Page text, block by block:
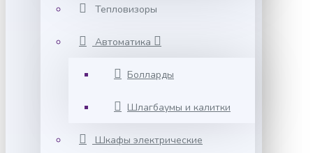
Тепловизоры
Автоматика
Болларды
Шлагбаумы и калитки
Шкафы электрические